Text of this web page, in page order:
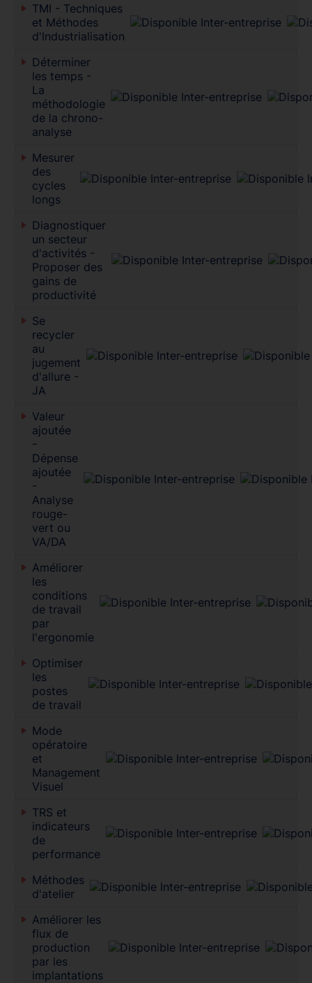
TMI - Techniques
et Méthodes
d'Industrialisation
Déterminer
les temps -
La
méthodologie
de la chrono-
analyse
Mesurer
des
cycles
longs
Diagnostiquer
un secteur
d'activités -
Proposer des
gains de
productivité
Se
recycler
au
jugement
d'allure -
JA
Valeur
ajoutée
-
Dépense
ajoutée
-
Analyse
rouge-
vert ou
VA/DA
Améliorer
les
conditions
de travail
par
l'ergonomie
Optimiser
les
postes
de travail
Mode
opératoire
et
Management
Visuel
TRS et
indicateurs
de
performance
Méthodes
d'atelier
Améliorer les
flux de
production
par les
implantations